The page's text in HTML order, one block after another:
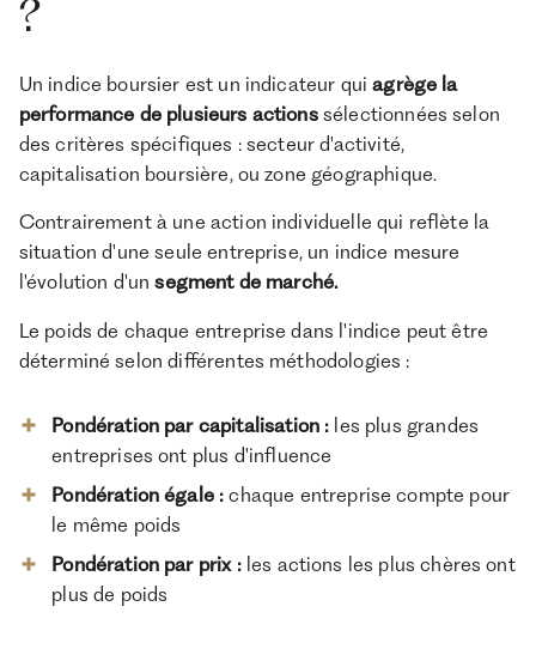
?
Un indice boursier est un indicateur quiagrège la
performance de plusieurs actionssélectionnées selon
des critères spécifiques : secteur d'activité,
capitalisation boursière, ou zone géographique.
Contrairement à une action individuelle qui reflète la
situation d'une seule entreprise, un indice mesure
l'évolution d'unsegment de marché.
Le poids de chaque entreprise dans l'indice peut être
déterminé selon différentes méthodologies :
Pondération par capitalisation : les plus grandes
entreprises ont plus d'influence
Pondération égale : chaque entreprise compte pour
le même poids
Pondération par prix : les actions les plus chères ont
plus de poids